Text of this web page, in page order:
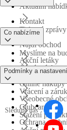
Aktuální
Tiskové zprávy
Myslíme na
Obchodní
Kontakt
Najdi obchod
Časté otázky
Vrácení a
Stažení
Co nabízíme
Akční letáky
Online nákupy
Clubcard
Podmínky a nastavení
Všeobecné
Ochrana
Sledujte nás